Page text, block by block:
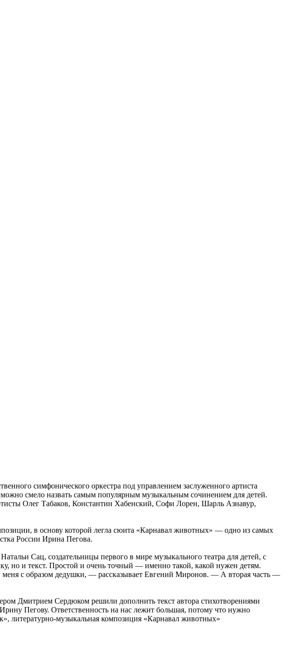
симфонического оркестра под управлением заслуженного артиста
смело назвать самым популярным музыкальным сочинением для детей.
Олег Табаков, Константин Хабенский, Софи Лорен, Шарль Азнавур,
в основу которой легла сюита «Карнавал животных» — одно из самых
России Ирина Пегова.
Сац, создательницы первого в мире музыкального театра для детей, с
но и текст. Простой и очень точный — именно такой, какой нужен детям.
меня с образом дедушки, — рассказывает Евгений Миронов. — А вторая часть —
Дмитрием Сердюком решили дополнить текст автора стихотворениями
Пегову. Ответственность на нас лежит большая, потому что нужно
литературно-музыкальная композиция «Карнавал животных»